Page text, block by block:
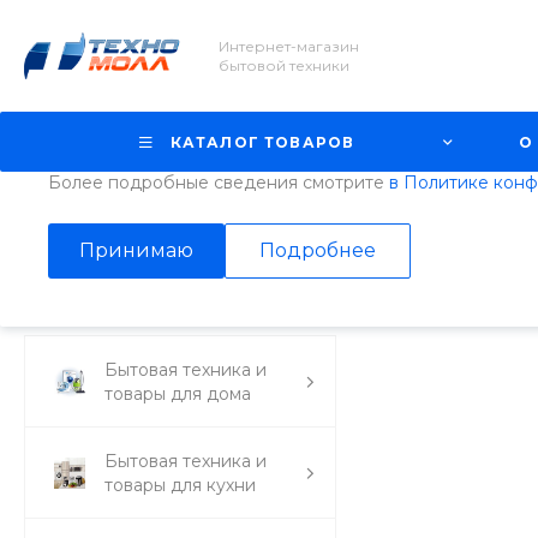
Использование файлов Cookie
Мы используем файлы cookie, разработанные нашими
третьими лицами, для анализа событий на нашем веб-
Более подробные сведения смотрите в Политике
Принимаю Подробнее
Интернет-магазин
бытовой техники
КАТАЛОГ ТОВАРОВ О
WMF
Бытовая техника и
товары для дома
Бытовая техника и
товары для кухни